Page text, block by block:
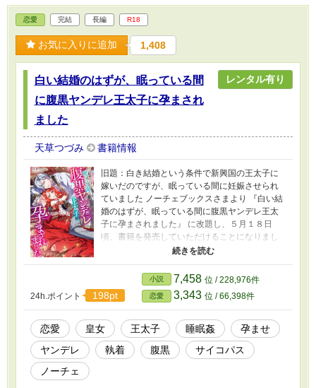
恋愛 完結 長編 R18
お気に入りに追加 1,408
白い結婚のはずが、眠っている間
に腹黒ヤンデレ王太子に孕まされ
ました
レンタル有り
天草つづみ 書籍情報
旧題：白き結婚という条件で新興国の王太子に
嫁いだのですが、眠っている間に妊娠させられ
ていました ノーチェブックスさまより 『白い結
婚のはずが、眠っている間に腹黒ヤンデレ王太
子に孕まされました』 に改題し、５月１８日
頃、書籍を発売していただけることになりまし
た！ 今までお読みくださったみなさまのおかげ
です。ありがとうございました！ ～あらすじ～
神託を何よりも重んじるヒラソル帝国の皇女、
エステファニア。 彼女にくだった神託は、新興
国であるロブレ王国の王太子に嫁げというもの
だった。 しかし世界一の歴史と力を持つ帝国の
皇女の自分が、できたばかりの王家の男に組み
敷かれるなど受け入れられない。 そこで彼女
は、ロブレ王太子シモンと婚姻こそ結ぶもの
24h.ポイント 198pt
小説 7,458 位 / 228,976件
恋愛 3,343 位 / 66,398件
恋愛 皇女 王太子 睡眠姦
孕ませ
ヤンデレ
執着 腹黒
サイコパス
ノーチェ